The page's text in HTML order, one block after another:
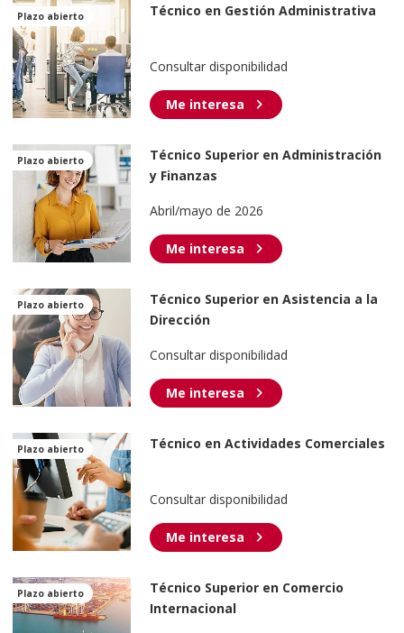
Plazo abierto Técnico en Gestión Administrativa
Consultar disponibilidad
Me interesa chevron_right
Plazo abierto
Técnico Superior en Administración
y Finanzas
Abril/mayo de 2026
Me interesa chevron_right
Plazo abierto
Técnico Superior en Asistencia a la
Dirección
Consultar disponibilidad
Me interesa chevron_right
Plazo abierto Técnico en Actividades Comerciales
Consultar disponibilidad
Me interesa chevron_right
Plazo abierto
Técnico Superior en Comercio
Internacional